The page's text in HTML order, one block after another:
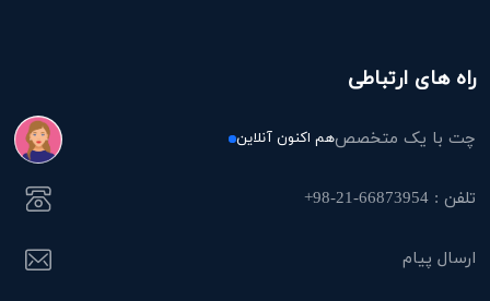
راه های ارتباطی
چت با یک متخصصهم اکنون آنلاین
تلفن : 66873954-21-98+
ارسال پیام